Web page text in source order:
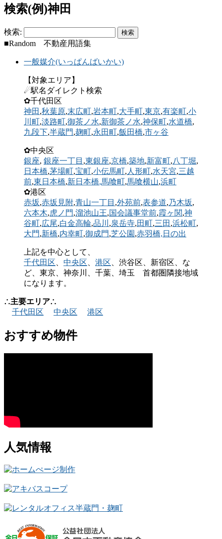
検索(例)神田
検索:
■Random 不動産用語集
一般媒介(いっぱんばいかい)
【対象エリア】
☄駅名ダイレクト検索
✿千代田区
神田 ,秋葉原,末広町,岩本町,大手町,東京,有楽町,小
川町,淡路町,御茶ノ水,新御茶ノ水,神保町,水道橋,
九段下,半蔵門,麹町,永田町,飯田橋,市ヶ谷
✿中央区
銀座, 銀座一丁目 ,東銀座,京橋,築地,新富町,八丁堀,
日本橋,茅場町,宝町,小伝馬町, 人形町,水天宮,三越
前,東日本橋,新日本橋,馬喰町,馬喰横山,浜町
✿港区
赤坂,赤坂見附,青山一丁目 ,外苑前,表参道,乃木坂,
六本木,虎ノ門,溜池山王,国会議事堂前,霞ヶ関,神
谷町,広尾,白金高輪,品川 ,泉岳寺,田町,三田 ,浜松町,
大門,新橋,内幸町,御成門,芝公園 ,赤羽橋, 日の出
上記を中心として、
千代田区
中央区 港区 、渋谷区、新宿区、な
ど、東京、神奈川、千葉、埼玉 首都圏隣接地域
になります。
∴主要エリア∴
千代田区
中央区 港区
おすすめ物件
人気情報